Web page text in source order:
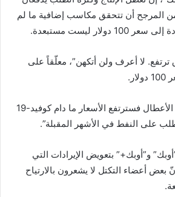
المرجح أن تتحقق مكاسب إضافية ما لم
ليست مستبعدة.
لا أعرف ولن أتكهن”، معلّقاً على
وتابع: “لكن إذا استمرت الأعطال فسترتفع الأسعار ما دام كوفيد-19
على النفط في الأشهر المقبلة”.
و”أوبك+” بتعويض الإيرادات التي
2020. غير أنّ بعض أعضاء التكتل لا يشعرون بالارتياح